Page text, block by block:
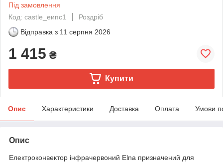
Під замовлення
Код: castle_еипс1
Роздріб
Відправка з 11 серпня 2026
1 415 ₴
Купити
Опис Характеристики Доставка Оплата Умови
Опис
Електроконвектор інфрачервоний Elna призначений для